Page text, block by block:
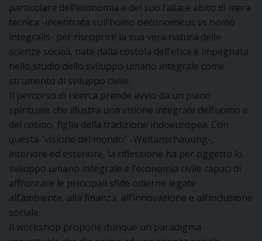
particolare dell’economia e del suo fallace abito di mera
tecnica -incentrata sull’homo oeconomicus vs homo
integralis- per riscoprire la sua vera natura delle
scienze sociali, nate dalla costola dell’etica e impegnata
nello studio dello sviluppo umano integrale come
strumento di sviluppo civile.
Il percorso di ricerca prende avvio da un piano
spirituale che illustra una visione integrale dell’uomo e
del cosmo, figlia della tradizione indoeuropea. Con
questa “visione del mondo” -Weltanschauung-,
interiore ed esteriore, la riflessione ha per oggetto lo
sviluppo umano integrale e l’economia civile capaci di
affrontare le principali sfide odierne legate
all’ambiente, alla finanza, all’innovazione e all’inclusione
sociale.
Il workshop propone dunque un paradigma